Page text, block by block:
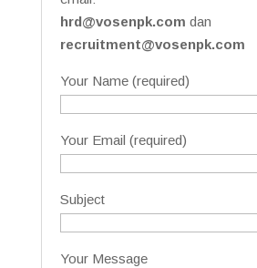
hrd@vosenpk.com dan
recruitment@vosenpk.com
Your Name (required)
Your Email (required)
Subject
Your Message